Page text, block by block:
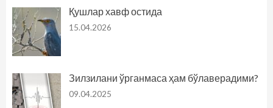
Қушлар хавф остида
15.04.2026
Зилзилани ўрганмаса ҳам бўлаверадими?
09.04.2025